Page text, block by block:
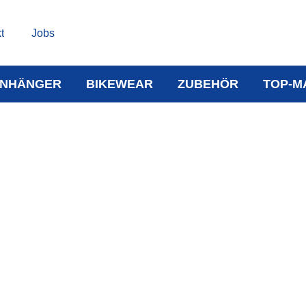
Jobs
BIKEWEAR ZUBEHÖR TOP-